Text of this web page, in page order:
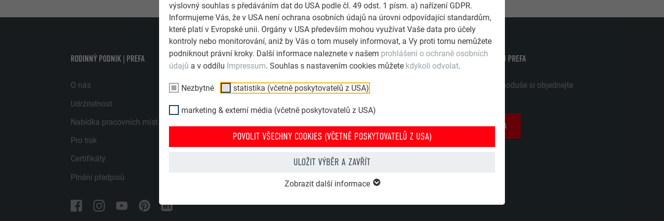
výslovný souhlas s předáváním dat do USA podle čl. 49 odst. 1 písm. a) nařízení GDPR.
Informujeme Vás, že v USA není ochrana osobních údajů na úrovni odpovídající standardům,
které platí v Evropské unii. Orgány v USA především mohou využívat Vaše data pro účely
kontroly nebo monitorování, aniž by Vás o tom musely informovat, a Vy proti tomu nemůžete
podniknout právní kroky. Další informace naleznete v našem prohlášení o ochraně osobních
údajů a v oddílu Impressum. Souhlas s nastavením cookies můžete kdykoli odvolat.
Nezbytné statistika (včetně poskytovatelů z USA)
marketing & externí média (včetně poskytovatelů z USA)
POVOLIT VŠECHNY COOKIES (VČETNĚ POSKYTOVATELŮ Z USA)
ULOŽIT VÝBĚR A ZAVŘÍT
Zobrazit další informace
OBJEVTE MNOHO VÝHOD PRODUKTŮ PREFA
Přesvědčte se hned teď! Jednoduše si objednejte
OBJEDNAT PROSPEKTY ZDARMA
RODINNÝ PODNIK | PREFA
O nás
Udržitelnost
Nabídka pracovních míst
Pro tisk
Certifikáty
Plnění předpisů
POMŮŽEME VÁM
Otázky a odpovědi
Nabídka na míru